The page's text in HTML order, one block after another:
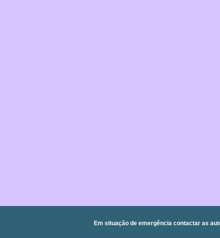
Em situação de emergência contactar as